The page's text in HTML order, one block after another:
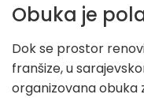
Obuka je
Dok se prostor
franšize, u
organizovana obuka